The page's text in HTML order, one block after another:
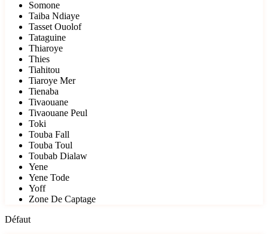
Somone
Taiba Ndiaye
Tasset Ouolof
Tataguine
Thiaroye
Thies
Tiahitou
Tiaroye Mer
Tienaba
Tivaouane
Tivaouane Peul
Toki
Touba Fall
Touba Toul
Toubab Dialaw
Yene
Yene Tode
Yoff
Zone De Captage
Défaut